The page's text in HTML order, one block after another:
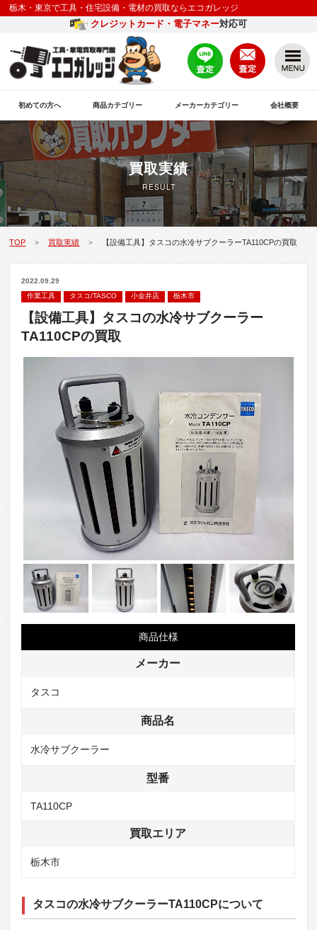
栃木・東京で工具・住宅設備・電材の買取ならエコガレッジ
クレジットカード・電子マネー対応可
初めての方へ 商品カテゴリー メーカーカテゴリー 会社概要
買取実績
RESULT
TOP > 買取実績 > 【設備工具】タスコの水冷サブクーラーTA110CPの買取
2022.09.29
作業工具
タスコ/TASCO 小金井店 栃木市
【設備工具】タスコの水冷サブクーラー
TA110CPの買取
商品仕様
メーカー
タスコ
商品名
水冷サブクーラー
型番
TA110CP
買取エリア
栃木市
タスコの水冷サブクーラーTA110CPについて